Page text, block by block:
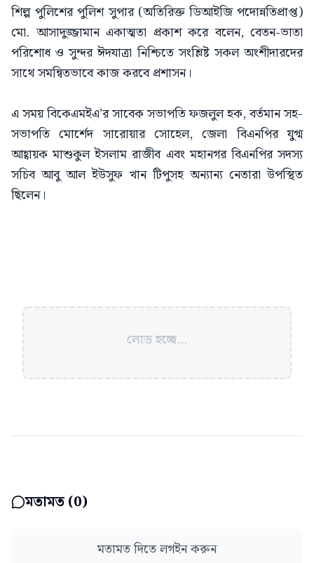
শিল্প পুলিশের পুলিশ সুপার (অতিরিক্ত ডিআইজি পদোন্নতিপ্রাপ্ত)
মো. আসাদুজ্জামান একাত্মতা প্রকাশ করে বলেন, বেতন-ভাতা
পরিশোধ ও সুন্দর ঈদযাত্রা নিশ্চিতে সংশ্লিষ্ট সকল অংশীদারদের
সাথে সমন্বিতভাবে কাজ করবে প্রশাসন।
এ সময় বিকেএমইএ’র সাবেক সভাপতি ফজলুল হক, বর্তমান সহ-
সভাপতি মোর্শেদ সারোয়ার সোহেল, জেলা বিএনপির যুগ্ম
আহ্বায়ক মাশুকুল ইসলাম রাজীব এবং মহানগর বিএনপির সদস্য
সচিব আবু আল ইউসুফ খান টিপুসহ অন্যান্য নেতারা উপস্থিত
ছিলেন।
লোড হচ্ছে...
মতামত (0)
মতামত দিতে লগইন করুন